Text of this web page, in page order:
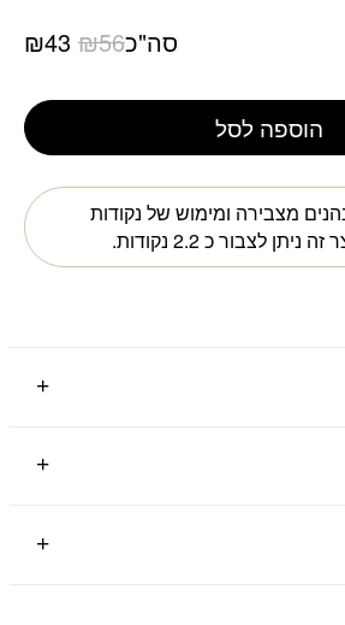
סה"כ ₪56
המחיר
היה:
₪56.
₪43
הוספה לסל
מצבירה ומימוש של נקודות
זה ניתן לצבור כ 2.2 נקודות.